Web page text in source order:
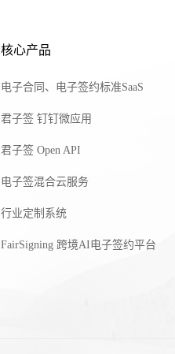
核心产品
电子合同、电子签约标准SaaS
君子签 钉钉微应用
君子签 Open API
电子签混合云服务
行业定制系统
FairSigning 跨境AI电子签约平台